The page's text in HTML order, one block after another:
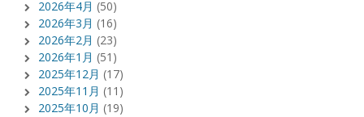
2026年4月 (50)
2026年3月 (16)
2026年2月 (23)
2026年1月 (51)
2025年12月 (17)
2025年11月 (11)
2025年10月 (19)